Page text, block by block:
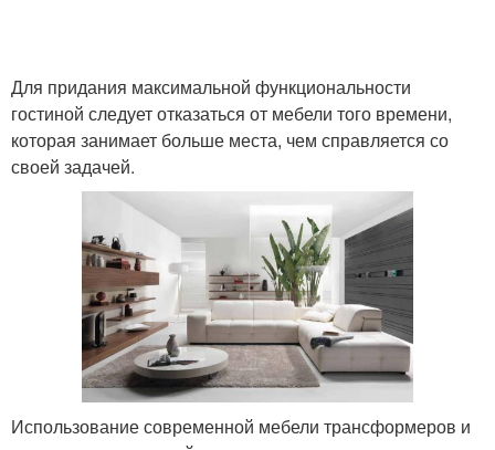
Для придания максимальной функциональности
гостиной следует отказаться от мебели того времени,
которая занимает больше места, чем справляется со
своей задачей.
Использование современной мебели трансформеров и